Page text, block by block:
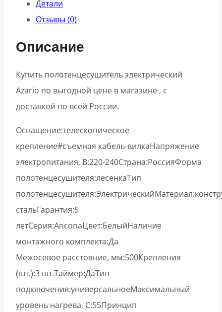
Детали
Отзывы (0)
Описание
Купить полотенцесушитель электрический
Azario по выгодной цене в магазине , с
доставкой по всей России.
Оснащение:телескопическое
крепление#съемная кабель-вилкаНапряжение
электропитания, В:220-240Страна:РоссияФорма
полотенцесушителя:лесенкаТип
стальГарантия:5
летСерия:AnconaЦвет:БелыйНаличие
монтажного комплекта:Да
Межосевое расстояние, мм:500Крепления
(шт.):3 шт.Таймер:ДаТип
подключения:универсальноеМаксимальный
уровень нагрева, С:55Принцип